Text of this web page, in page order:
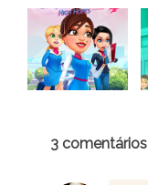
3 comentários